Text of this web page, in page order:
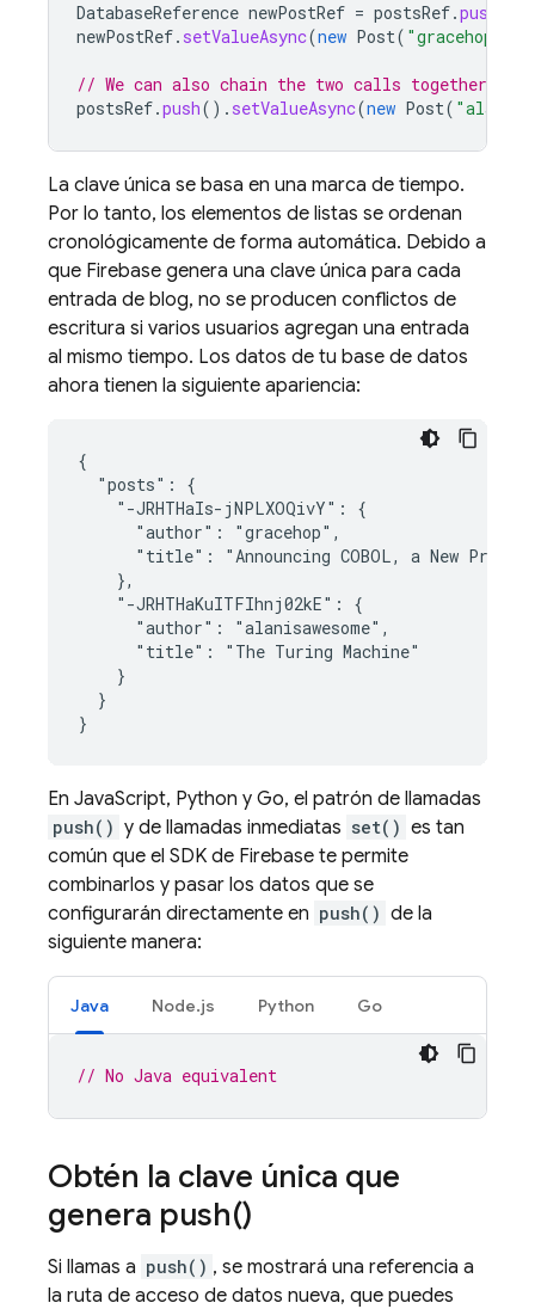
DatabaseReference newPostRef = postsRef.push
newPostRef. setValueAsync(new Post( "gracehop"
// We can also chain the two calls together
postsRef.push(). setValueAsync(new Post(
La clave única se basa en una marca de tiempo.
Por lo tanto, los elementos de listas se ordenan
cronológicamente de forma automática. Debido a
que Firebase genera una clave única para cada
entrada de blog, no se producen conflictos de
escritura si varios usuarios agregan una entrada
al mismo tiempo. Los datos de tu base de datos
ahora tienen la siguiente apariencia:
{
  "posts": {
    "-JRHTHaIs-jNPLXOQivY": {
      "author": "gracehop",
"title": "Announcing COBOL, a New
    },
    "-JRHTHaKuITFIhnj02kE": {
      "author": "alanisawesome",
      "title": "The Turing Machine"
    }
  }
}
En JavaScript, Python y Go, el patrón de llamadas
push() y de llamadas inmediatas set() es tan
común que el SDK de Firebase te permite
combinarlos y pasar los datos que se
configurarán directamente en push() de la
siguiente manera:
Java Node.js Python Go
// No Java equivalent
Obtén la clave única que
genera push()
Si llamas a push() , se mostrará una referencia a
la ruta de acceso de datos nueva, que puedes